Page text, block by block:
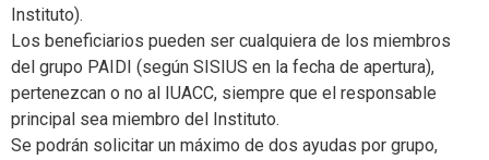
Instituto).
Los beneficiarios pueden ser cualquiera de los miembros
del grupo PAIDI (según SISIUS en la fecha de apertura),
pertenezcan o no al IUACC, siempre que el responsable
principal sea miembro del Instituto.
Se podrán solicitar un máximo de dos ayudas por grupo,